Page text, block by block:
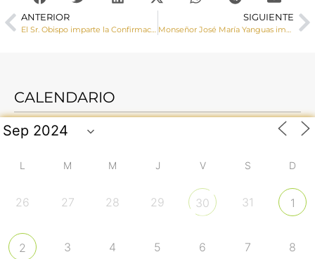
ANTERIOR SIGUIENTE
CALENDARIO
L M M J V S D
26 27 28 29 30 31 1
2 3 4 5 6 7 8